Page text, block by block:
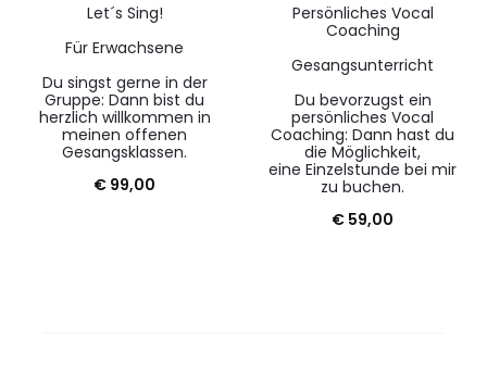
Let´s Sing!
Für Erwachsene
Du singst gerne in der
Gruppe: Dann bist du
herzlich willkommen in
meinen offenen
Gesangsklassen.
€ 99,00
Persönliches Vocal
Coaching
Gesangsunterricht
Du bevorzugst ein
persönliches Vocal
Coaching: Dann hast du
die Möglichkeit,
eine Einzelstunde bei mir
zu buchen.
€ 59,00